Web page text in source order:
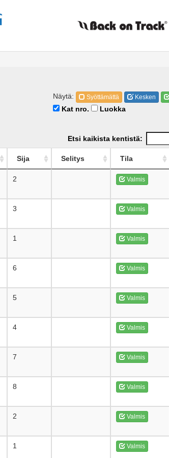
Näytä: Syöttämättä Kesken
Kat nro.
Luokka
Etsi kaikista kentistä:
Sija Selitys Tila
2 Valmis
3 Valmis
1 Valmis
6 Valmis
5 Valmis
4 Valmis
7 Valmis
8 Valmis
2 Valmis
1 Valmis